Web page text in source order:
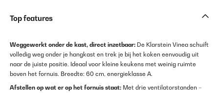
Top features
Weggewerkt onder de kast, direct inzetbaar: De Klarstein Vinea schuift
volledig weg onder je hangkast en trek je bij het koken eenvoudig uit
naar de juiste positie. Ideaal voor kleine keukens met weinig ruimte
boven het fornuis. Breedte: 60 cm, energieklasse A.
Afstellen op wat er op het fornuis staat: Met drie ventilatorstanden –